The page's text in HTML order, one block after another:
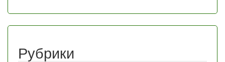
Рубрики